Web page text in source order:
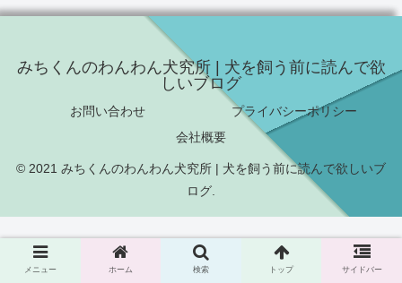
みちくんのわんわん犬究所 | 犬を飼う前に読んで欲
しいブログ
お問い合わせ
プライバシーポリシー
会社概要
© 2021 みちくんのわんわん犬究所 | 犬を飼う前に読んで欲しいブ
ログ.
メニュー ホーム 検索 トップ サイドバー